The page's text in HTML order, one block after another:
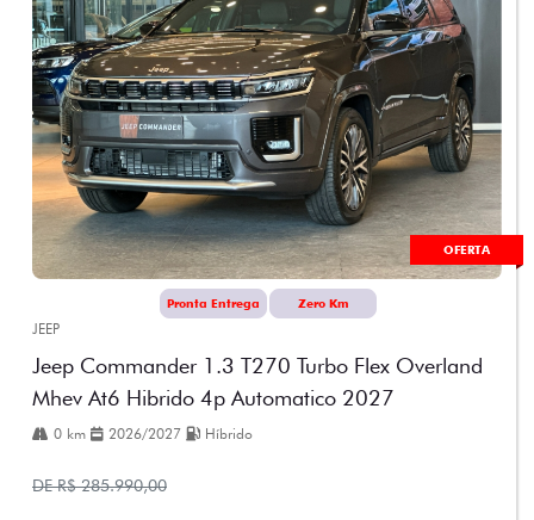
OFERTA
Pronta Entrega Zero Km
JEEP
Jeep Commander 1.3 T270 Turbo Flex Overland
Mhev At6 Hibrido 4p Automatico 2027
0 km 2026/2027 Híbrido
DE R$ 285.990,00